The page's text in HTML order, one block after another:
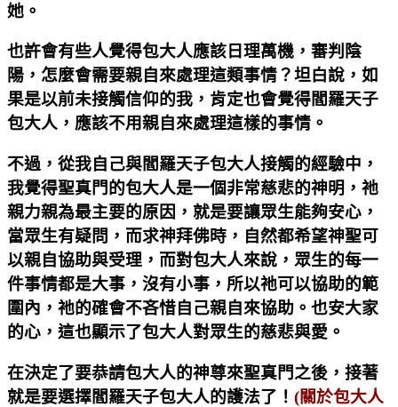
她。
也許會有些人覺得包大人應該日理萬機，審判陰
陽，怎麼會需要親自來處理這類事情？坦白說，如
果是以前未接觸信仰的我，肯定也會覺得閻羅天子
包大人，應該不用親自來處理這樣的事情。
不過，從我自己與閻羅天子包大人接觸的經驗中，
我覺得聖真門的包大人是一個非常慈悲的神明，祂
親力親為最主要的原因，就是要讓眾生能夠安心，
當眾生有疑問，而求神拜佛時，自然都希望神聖可
以親自協助與受理，而對包大人來說，眾生的每一
件事情都是大事，沒有小事，所以祂可以協助的範
圍內，祂的確會不吝惜自己親自來協助。也安大家
的心，這也顯示了包大人對眾生的慈悲與愛。
在決定了要恭請包大人的神尊來聖真門之後，接著
就是要選擇閻羅天子包大人的護法了！ (關於包大人